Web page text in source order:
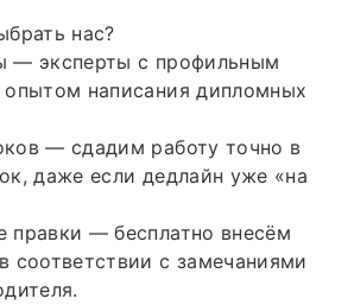
нас?
— эксперты с профильным
написания дипломных
— сдадим работу точно в
даже если дедлайн уже «на
правки — бесплатно внесём
соответствии с замечаниями